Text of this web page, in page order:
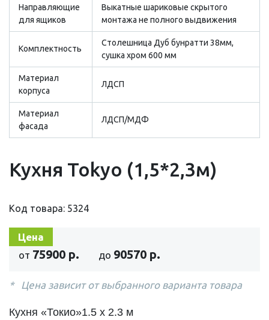
Направляющие
для ящиков
Выкатные шариковые скрытого
монтажа не полного выдвижения
Комплектность
Столешница Дуб бунратти 38мм,
сушка хром 600 мм
Материал
корпуса
ЛДСП
Материал
фасада
ЛДСП/МДФ
Кухня Tokyo (1,5*2,3м)
Код товара: 5324
Цена
от 75900 р. до 90570 р.
Цена зависит от выбранного варианта товара
Кухня «Токио»1.5 х 2.3 м